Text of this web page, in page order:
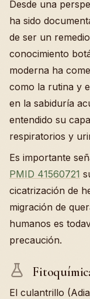
Desde una
ha sido
de ser un
conocimiento
moderna ha
como la rutina y
en la sabiduría
entendido su
respiratorios y
Es importante
PMID 41560721
cicatrización de
migración de
humanos es
precaución.
El culantrillo